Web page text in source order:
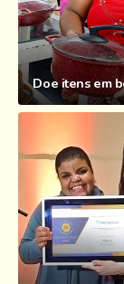
Doe itens em